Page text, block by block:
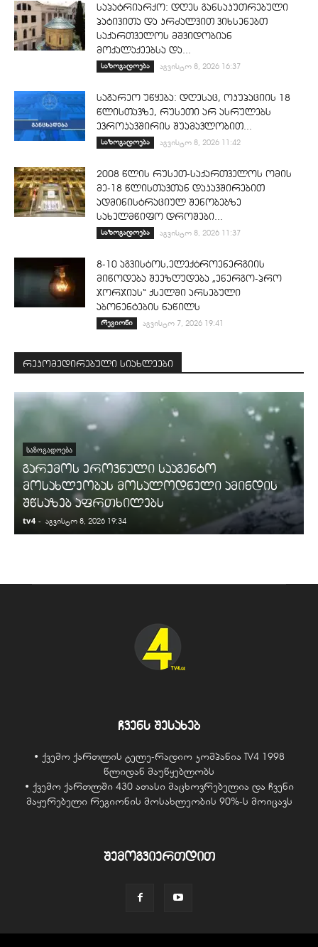
საპატრიარქო: დღეს განსაკუთრებული
პატივითა და კრძალვით ვიხსენებთ
საქართველოს მშვიდობიან
მოქალაქეებსა და...
საზოგადოება აგვისტო 8, 2026 16:37
საგარეო უწყება: დღესაც, ოკუპაციის 18
წლისთავზე, რუსეთი არ ასრულებს
ევროკავშირის შუამავლობით...
საზოგადოება აგვისტო 8, 2026 11:42
2008 წლის რუსეთ-საქართველოს ომის
მე-18 წლისთავთან დაკავშირებით
ადმინისტრაციულ შენობებზე
სახელმწიფო დროშები...
საზოგადოება აგვისტო 8, 2026 11:37
8-10 აგვისტოს,ელექტროენერგიის
მიწოდება შეეზღუდება „ენერგო-პრო
ჯორჯიას“ ქსელში არსებული
აბონენტების ნაწილს
რეგიონი აგვისტო 7, 2026 19:41
რეკომედირებული სიახლეები
ᲡᲐᲖᲝᲒᲐᲓᲝᲔᲑᲐ
გარემოს ეროვნული სააგენტო
მოსახლეობას მოსალოდნელი ამინდის
შწსაზებ აფრთხილებს
tv4 - აგვისტო 8, 2026 19:34
ჩვენს შესახებ
• ქვემო ქართლის ტელე-რადიო კომპანია TV4 1998
წლიდან მაუწყებლობს
• ქვემო ქართლში 430 ათასი მაცხოვრებელია და ჩვენი
მაყურებელი რეგიონის მოსახლეობის 90%-ს მოიცავს
შემოგვიერთდით